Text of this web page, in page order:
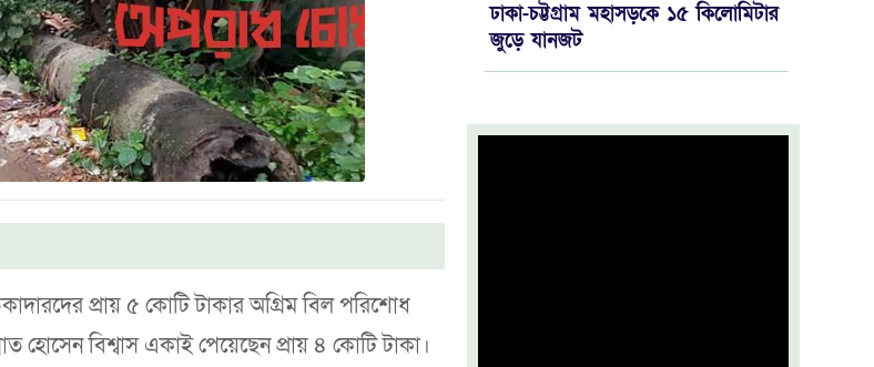
প্রায় ৫ কোটি টাকার অগ্রিম বিল পরিশোধ
হোসেন বিশ্বাস একাই পেয়েছেন প্রায় ৪ কোটি টাকা।
ঢাকা-চট্টগ্রাম মহাসড়কে ১৫ কিলোমিটার
‍জুড়ে যানজট